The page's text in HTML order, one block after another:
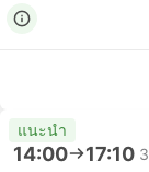
แนะนำ
14:00 17:10